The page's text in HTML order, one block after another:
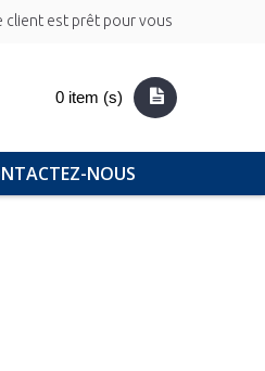
client est prêt pour vous
0 item (s)
NOUS